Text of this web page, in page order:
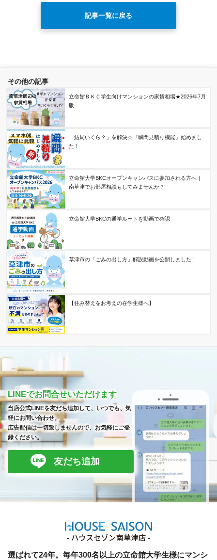
記事一覧に戻る
その他の記事
立命館ＢＫＣ学生向けマンションの家賃相場★2026年7月
版
「結局いくら？」を解決☆『瞬間見積り機能』始めまし
た！
立命館大学BKCオープンキャンパスに参加される方へ｜
南草津でお部屋相談もしてみませんか？
立命館大学BKCの通学ルートを動画で確認
草津市の「ごみの出し方」解説動画を公開しました！
【住み替えをお考えの在学生様へ】
LINEでお問合せいただけます
当店公式LINEを友だち追加して、いつでも、気
軽にお問い合わせ。
広告配信は一切致しませんので、お気軽にご登
録ください。
友だち追加
選ばれて24年。毎年300名以上の立命館大学生様にマンシ